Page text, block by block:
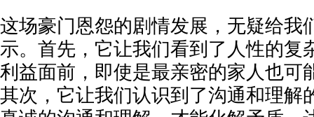
这场豪门恩怨的剧情发展，无疑给我
示。首先，它让我们看到了人性的复
利益面前，即使是最亲密的家人也可
其次，它让我们认识到了沟通和理解